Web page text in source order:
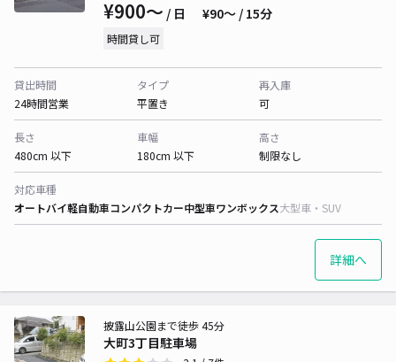
¥900〜 / 日 ¥90〜 / 15分
時間貸し可
貸出時間
24時間営業
タイプ
平置き
再入庫
可
長さ
480cm 以下
車幅
180cm 以下
高さ
制限なし
対応車種
オートバイ軽自動車コンパクトカー中型車ワンボックス大型車・SUV
詳細へ
大町3丁目駐車場
披露山公園まで徒歩 45分